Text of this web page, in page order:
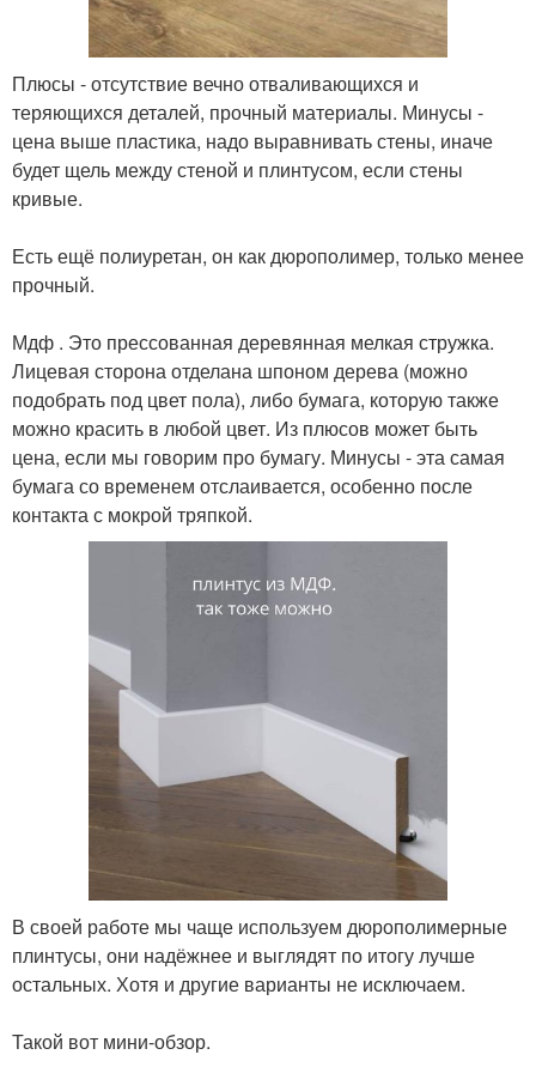
Плюсы - отсутствие вечно отваливающихся и
теряющихся деталей, прочный материалы. Минусы -
цена выше пластика, надо выравнивать стены, иначе
будет щель между стеной и плинтусом, если стены
кривые.
Есть ещё полиуретан, он как дюрополимер, только менее
прочный.
Мдф . Это прессованная деревянная мелкая стружка.
Лицевая сторона отделана шпоном дерева (можно
подобрать под цвет пола), либо бумага, которую также
можно красить в любой цвет. Из плюсов может быть
цена, если мы говорим про бумагу. Минусы - эта самая
бумага со временем отслаивается, особенно после
контакта с мокрой тряпкой.
В своей работе мы чаще используем дюрополимерные
плинтусы, они надёжнее и выглядят по итогу лучше
остальных. Хотя и другие варианты не исключаем.
Такой вот мини-обзор.